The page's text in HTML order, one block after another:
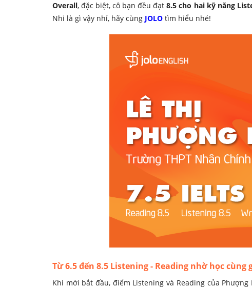
Overall, đặc biệt, cô bạn đều đạt8.5 cho hai kỹ năng
Nhi là gì vậy nhỉ, hãy cùng JOLO tìm hiểu nhé!
Từ 6.5 đến 8.5 Listening - Reading nhờ học
Khi mới bắt đầu, điểm Listening và Reading của